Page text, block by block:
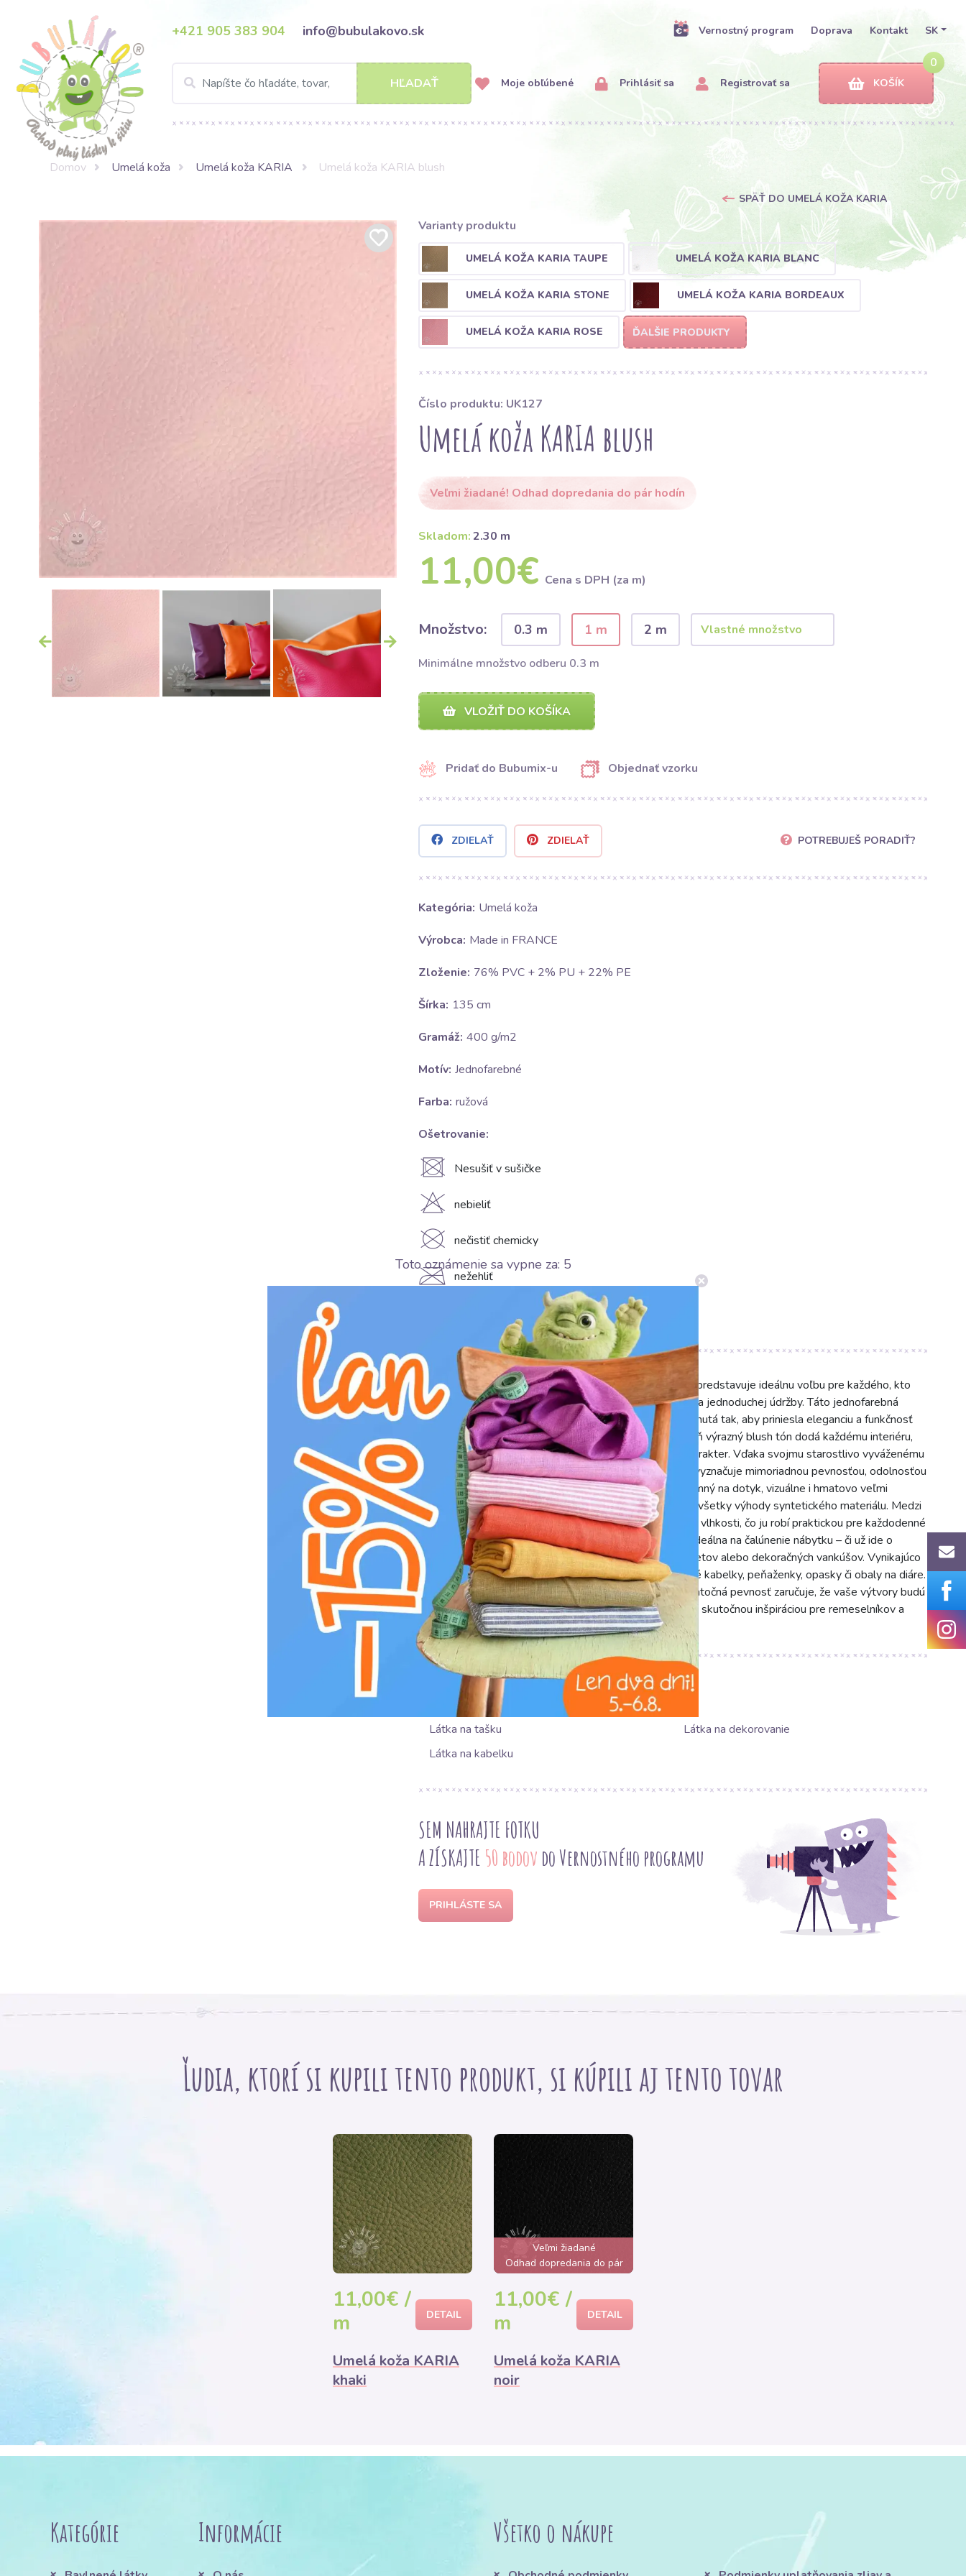
+421 905 383 904 info@bubulakovo.sk Vernostný program Doprava Kontakt SK
HĽADAŤ Moje obľúbené Prihlásiť sa Registrovať sa
0
KOŠÍK
Domov Umelá koža Umelá koža KARIA Umelá koža KARIA blush
SPÄŤ DO UMELÁ KOŽA KARIA
Varianty produktu
UMELÁ KOŽA KARIA TAUPE UMELÁ KOŽA KARIA BLANC
UMELÁ KOŽA KARIA STONE UMELÁ KOŽA KARIA BORDEAUX
UMELÁ KOŽA KARIA ROSE ĎALŠIE PRODUKTY
Číslo produktu: UK127
Umelá koža KARIA blush
Veľmi žiadané! Odhad dopredania do pár hodín
Skladom:2.30 m
11,00€ Cena s DPH (za m)
Množstvo: 0.3 m 1 m 2 m
Minimálne množstvo odberu 0.3 m
VLOŽIŤ DO KOŠÍKA
Pridať do Bubumix-u Objednať vzorku
ZDIELAŤ ZDIELAŤ POTREBUJEŠ PORADIŤ?
Kategória: Umelá koža
Výrobca: Made in FRANCE
Zloženie: 76% PVC + 2% PU + 22% PE
Šírka: 135 cm
Gramáž: 400 g/m2
Motív: Jednofarebné
Farba: ružová
Ošetrovanie:
U Nesušiť v sušičke
H nebieliť
K nečistiť chemicky
C nežehliť
Umelá koža KARIA blush v nádhernom ružovom odtieni predstavuje ideálnu voľbu pre každého, kto
hľadá spojenie luxusného vzhľadu, výnimočnej odolnosti a jednoduchej údržby. Táto jednofarebná
koženka s gramážou 400 g/m2 a šírkou 135 cm je navrhnutá tak, aby priniesla eleganciu a funkčnosť
do širokého spektra vašich projektov. Jej jemný a zároveň výrazný blush tón dodá každému interiéru,
nábytku či módnemu doplnku moderný, svieži a hravý charakter. Vďaka svojmu starostlivo vyváženému
zloženiu (76% PVC, 2% PU, 22% PE) sa KARIA blush vyznačuje mimoriadnou pevnosťou, odolnosťou
voči oderu a dlhou životnosťou. Povrch materiálu je príjemný na dotyk, vizuálne i hmatovo veľmi
presvedčivo imituje pravú kožu, no zároveň si zachováva všetky výhody syntetického materiálu. Medzi
ne patrí predovšetkým ľahká čistiteľnosť a odolnosť voči vlhkosti, čo ju robí praktickou pre každodenné
použitie. Táto umelá koža je mimoriadne všestranná. Je ideálna na čalúnenie nábytku – či už ide o
renováciu starých kresiel, výrobu nových pohoviek, taburetov alebo dekoračných vankúšov. Vynikajúco
sa uplatní aj pri tvorbe módnych doplnkov, ako sú štýlové kabelky, peňaženky, opasky či obaly na diáre.
Jej flexibilita umožňuje ľahké spracovanie, zatiaľ čo dostatočná pevnosť zaručuje, že vaše výtvory budú
nielen krásne, ale aj trvácne. Umelá koža KARIA blush je skutočnou inšpiráciou pre remeselníkov a
dizajnérov, ktorí ocenia jej kvalitu a estetický potenciál.
NAVRHOVANÉ POUŽITIE
Látka na tašku
Látka na dekorovanie
Látka na kabelku
SEM NAHRAJTE FOTKU
A ZÍSKAJTE 50 bodov do Vernostného programu
PRIHLÁSTE SA
Ľudia, ktorí si kupili tento produkt, si kúpili aj tento tovar
11,00€ /
m
DETAIL
Umelá koža KARIA
khaki
Veľmi žiadané
Odhad dopredania do pár
hodín
11,00€ /
m
DETAIL
Umelá koža KARIA
noir
Kategórie Informácie Všetko o nákupe
Toto oznámenie sa vypne za: 4